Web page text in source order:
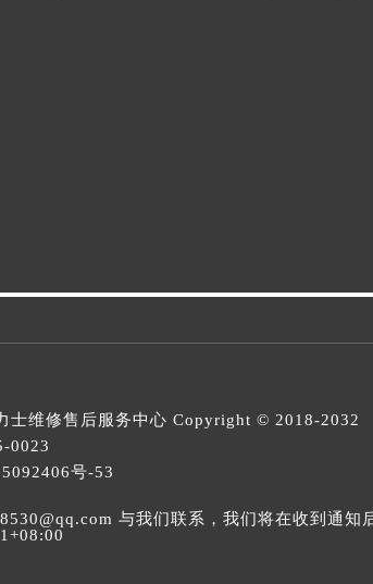
士维修售后服务中心 Copyright © 2018-2032
0023
号-53
与我们联系，我们将在收到通知